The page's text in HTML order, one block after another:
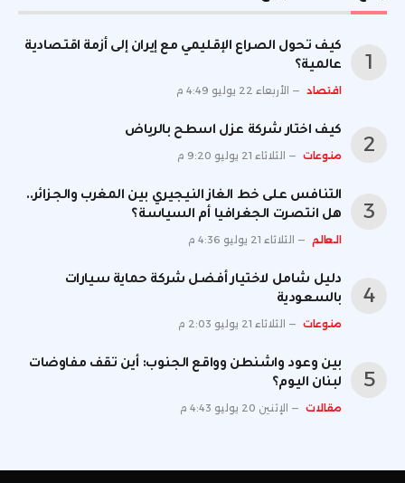
كيف تحول الصراع الإقليمي مع إيران إلى أزمة اقتصادية
عالمية؟
اقتصاد الأربعاء 22 يوليو 4:49 م
كيف اختار شركة عزل اسطح بالرياض
منوعات الثلاثاء 21 يوليو 9:20 م
التنافس على خط الغاز النيجيري بين المغرب والجزائر..
هل انتصرت الجغرافيا أم السياسة؟
العالم الثلاثاء 21 يوليو 4:36 م
دليل شامل لاختيار أفضل شركة حماية سيارات
بالسعودية
منوعات الثلاثاء 21 يوليو 2:03 م
بين وعود واشنطن وواقع الجنوب: أين تقف مفاوضات
لبنان اليوم؟
مقالات الإثنين 20 يوليو 4:43 م